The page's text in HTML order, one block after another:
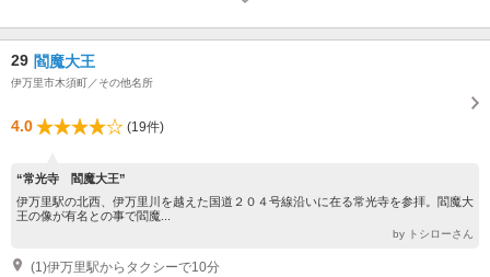
29 閻魔大王
伊万里市木須町／その他名所
4.0 (19件)
“常光寺 閻魔大王”
伊万里駅の北西、伊万里川を越えた国道２０４号線沿いに在る常光寺を参拝。閻魔大
王の像が有名との事で閻魔...
by トシローさん
(1)伊万里駅からタクシーで10分